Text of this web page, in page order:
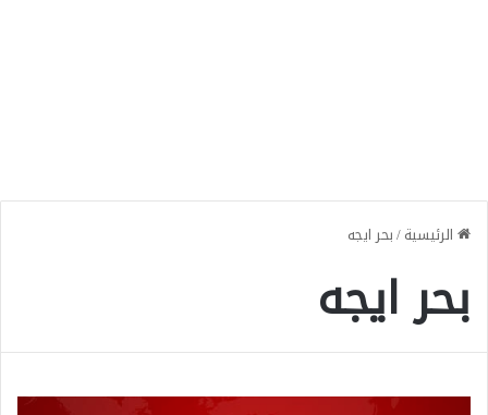
الرئيسية/بحر ايجه
بحر ايجه